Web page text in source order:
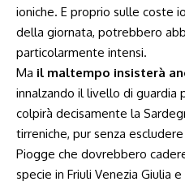
ioniche. E proprio sulle coste
della giornata, potrebbero
particolarmente intensi.
Ma il maltempo insisterà
innalzando il livello di guardia
colpirà decisamente la
tirreniche, pur senza
Piogge che dovrebbero
specie in Friuli Venezia Giulia